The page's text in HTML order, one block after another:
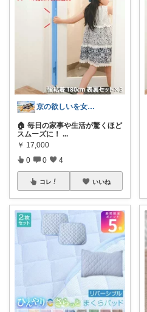
京の欲しいを女性に向けて
🏠 毎日の家事や生活が驚くほど
スムーズに！ ...
￥ 17,000
0 0 4
コレ いいね